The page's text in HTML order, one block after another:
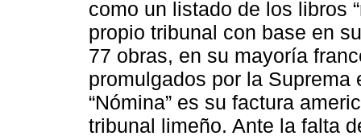
como un listado de los libros
propio tribunal con base en
77 obras, en su mayoría
promulgados por la
“Nómina” es su factura
tribunal limeño. Ante la falta